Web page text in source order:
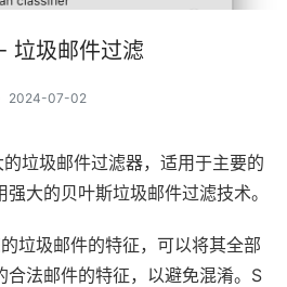
垃圾邮件过滤
2024-07-02
垃圾邮件过滤器，适用于主要的
大的贝叶斯垃圾邮件过滤技术。
垃圾邮件的特征，可以将其全部
合法邮件的特征，以避免混淆。S